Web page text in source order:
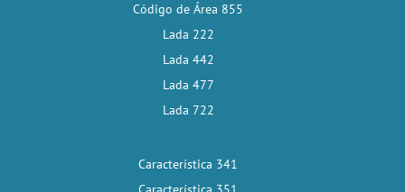
Código de Área 855
Lada 222
Lada 442
Lada 477
Lada 722
Característica 341